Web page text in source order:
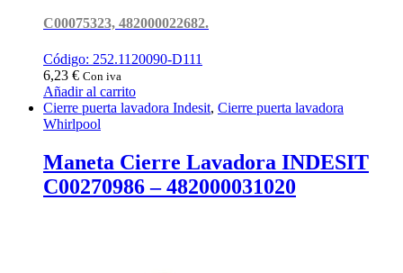
C00075323, 482000022682.
Código: 252.1120090-D111
6,23 € Con iva
Añadir al carrito
Cierre puerta lavadora Indesit, Cierre puerta lavadora
Whirlpool
Maneta Cierre Lavadora INDESIT
C00270986 – 482000031020